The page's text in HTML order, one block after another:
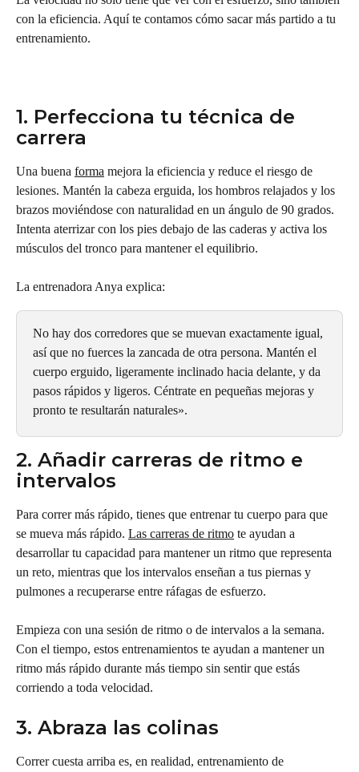
con la eficiencia. Aquí te contamos cómo sacar más partido a tu
entrenamiento.
1. Perfecciona tu técnica de
carrera
Una buena forma mejora la eficiencia y reduce el riesgo de
lesiones. Mantén la cabeza erguida, los hombros relajados y los
brazos moviéndose con naturalidad en un ángulo de 90 grados.
Intenta aterrizar con los pies debajo de las caderas y activa los
músculos del tronco para mantener el equilibrio.
La entrenadora Anya explica:
No hay dos corredores que se muevan exactamente igual,
así que no fuerces la zancada de otra persona. Mantén el
cuerpo erguido, ligeramente inclinado hacia delante, y da
pasos rápidos y ligeros. Céntrate en pequeñas mejoras y
pronto te resultarán naturales».
2. Añadir carreras de ritmo e
intervalos
Para correr más rápido, tienes que entrenar tu cuerpo para que
se mueva más rápido. Las carreras de ritmo te ayudan a
desarrollar tu capacidad para mantener un ritmo que representa
un reto, mientras que los intervalos enseñan a tus piernas y
pulmones a recuperarse entre ráfagas de esfuerzo.
Empieza con una sesión de ritmo o de intervalos a la semana.
Con el tiempo, estos entrenamientos te ayudan a mantener un
ritmo más rápido durante más tiempo sin sentir que estás
corriendo a toda velocidad.
3. Abraza las colinas
Correr cuesta arriba es, en realidad, entrenamiento de